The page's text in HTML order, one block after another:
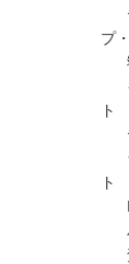
プ
ト
ト